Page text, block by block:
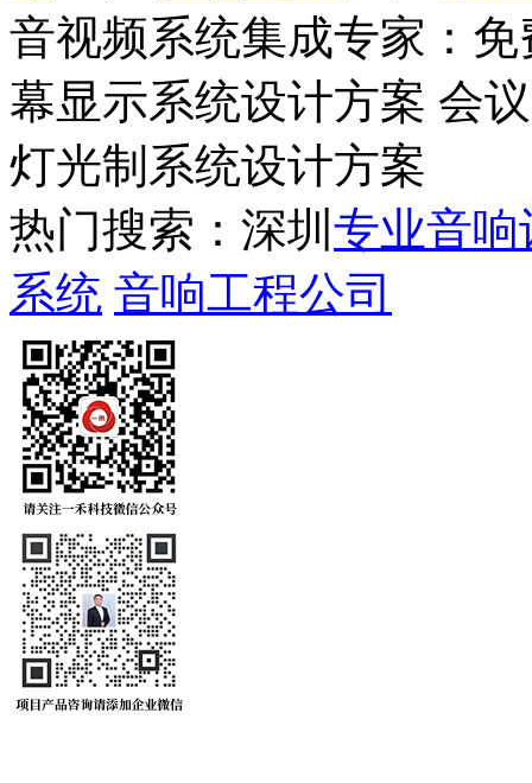
音视频系统集成专家：
幕显示系统设计方案 会
灯光制系统设计方案
热门搜索：深圳 专业音响
系统 音响工程公司